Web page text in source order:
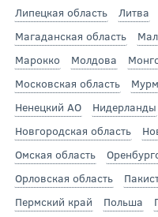
Липецкая область
Литва
Магаданская область
Марокко
Молдова
Московская область
Ненецкий АО
Нидерланды
Новгородская область
Омская область
Орловская область
Пермский край
Польша